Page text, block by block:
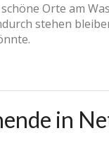
Orte am
stehen
in